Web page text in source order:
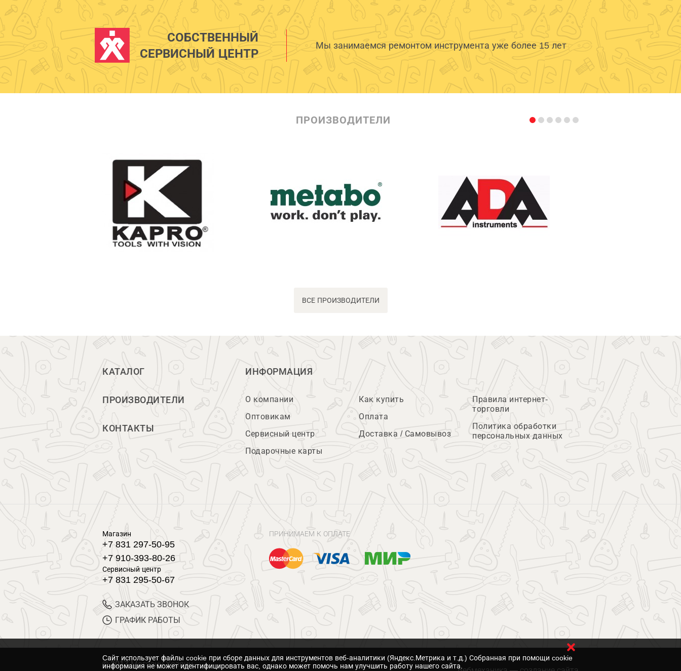
СОБСТВЕННЫЙ
СЕРВИСНЫЙ ЦЕНТР
Мы занимаемся ремонтом инструмента уже более 15 лет
ПРОИЗВОДИТЕЛИ
ВСЕ ПРОИЗВОДИТЕЛИ
КАТАЛОГ
ПРОИЗВОДИТЕЛИ
КОНТАКТЫ
ИНФОРМАЦИЯ
О компании
Оптовикам
Сервисный центр
Подарочные карты
Как купить
Оплата
Доставка / Самовывоз
Правила интернет-
торговли
Политика обработки
персональных данных
Магазин
+7 831 297-50-95
+7 910-393-80-26
Сервисный центр
+7 831 295-50-67
ЗАКАЗАТЬ ЗВОНОК
ГРАФИК РАБОТЫ
ПРИНИМАЕМ К ОПЛАТЕ
© 2017 Магазин Хозяин
Cайт использует файлы cookie при сборе данных для инструментов веб-аналитики (Яндекс.Метрика и т.д.) Собранная при помощи cookie
информация не может идентифицировать вас, однако может помочь нам улучшить работу нашего сайта.